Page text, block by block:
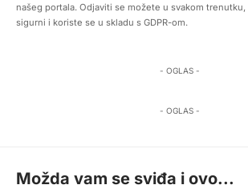
našeg portala. Odjaviti se možete u svakom trenutku,
sigurni i koriste se u skladu s GDPR-om.
- OGLAS -
- OGLAS -
Možda vam se sviđa i ovo...